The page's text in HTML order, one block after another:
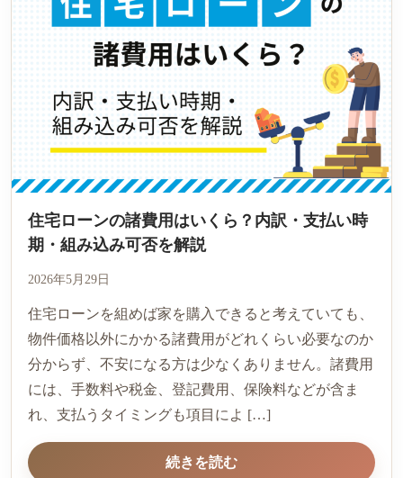
住宅ローンの諸費用はいくら？内訳・支払い時
期・組み込み可否を解説
2026年5月29日
住宅ローンを組めば家を購入できると考えていても、
物件価格以外にかかる諸費用がどれくらい必要なのか
分からず、不安になる方は少なくありません。諸費用
には、手数料や税金、登記費用、保険料などが含ま
れ、支払うタイミングも項目によ […]
続きを読む